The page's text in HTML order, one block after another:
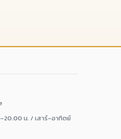
น. / เสาร์–อาทิตย์